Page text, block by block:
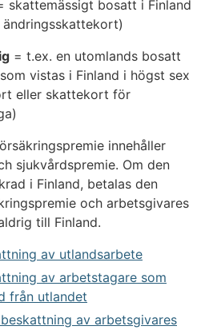
skattemässigt bosatt i Finland
= t.ex. en utomlands bosatt
vistas i Finland i högst sex
eller skattekort för
innehåller
sjukvårdspremie. Om den
i Finland, betalas den
och arbetsgivares
till Finland.
av utlandsarbete
av arbetstagare som
från utlandet
av arbetsgivares